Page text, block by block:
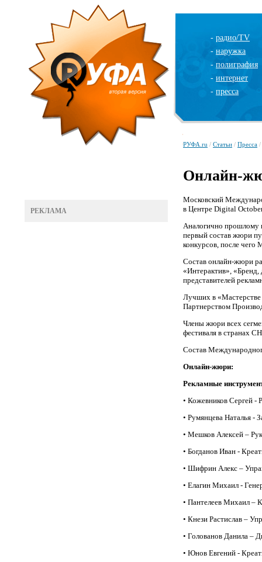
- радио/TV
- наружка
- полиграфия
- интернет
- пресса
РЕКЛАМА
РУФА.ru / Статьи / Пресса /
Онлайн-
Московский
в Центре Digital
Аналогично прошлому
первый состав жюри
конкурсов, после
Состав онлайн-жюри
«Интерактив», «Бренд,
представителей
Лучших в «Мастерстве
Партнерством
Члены жюри всех
фестиваля в странах
Состав
Онлайн-жюри:
Рекламные
• Кожевников Сергей -
• Румянцева Наталья -
• Мешков Алексей –
• Богданов Иван -
• Шифрин Алекс –
• Елагин Михаил -
• Пантелеев Михаил –
• Кнези Растислав –
• Голованов Данила –
• Юнов Евгений -